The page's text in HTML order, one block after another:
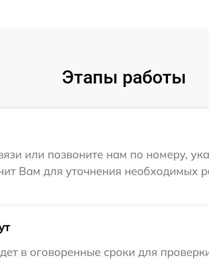
Этапы работы
или позвоните нам по номеру,
Вам для уточнения необходимых
в оговоренные сроки для